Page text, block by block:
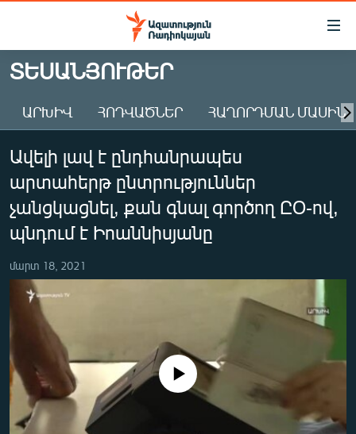
Մատչելիության
Անցնել
հիմնական
Անցնել
հիմնական
մենյուին
ԱԶԱՏՈՒԹՅՈՒՆ TV
ՀԱՅԱՍՏԱՆ
ԸՆՏՐՈՒԹՅՈՒՆՆԵՐ 2026
ԻՐԱՎՈՒՆՔ
ՀԱՍԱՐԱԿՈՒԹՅՈՒՆ
ՂԱՐԱԲԱՂ
ՊԱՏԵՐԱԶՄԻ 6 ՇԱԲԱԹՆԵՐԸ
ՏԱՐԱԾԱՇՐՋԱՆ
ՄԻՋԱԶԳԱՅԻՆ
ՄՇԱԿՈՒՅԹ
ՍՊՈՐՏ
ՏԵՍԱՆՅՈՒԹԵՐ
ԱՐԽԻՎ ՀՈԴՎԱԾՆԵՐ ՀԱՂՈՐԴՄԱՆ ՄԱՍԻՆ
Ավելի լավ է ընդհանրապես
արտահերթ ընտրություններ
չանցկացնել, քան գնալ գործող ԸՕ-ով,
պնդում է Իոաննիսյանը
մարտ 18, 2021
No media source currently available